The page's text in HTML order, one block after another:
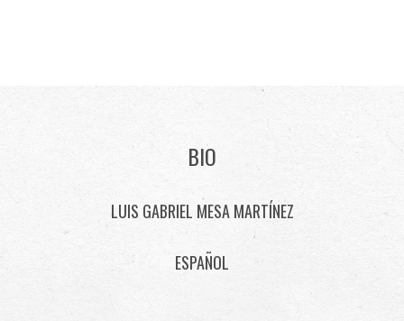
BIO
LUIS GABRIEL MESA MARTÍNEZ
ESPAÑOL